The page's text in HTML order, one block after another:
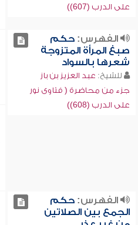
على الدرب (607))
الفهرس:حكم
صبغ المرأة المتزوجة
شعرها بالسواد
للشيخ: عبد العزيز بن باز
جزء من محاضرة ( فتاوى نور
على الدرب (608))
الفهرس:حكم
الجمع بين الصلاتين